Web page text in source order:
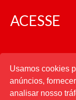
ACESSE
CATEGORIAS
Usamos cookies
anúncios,
analisar nosso